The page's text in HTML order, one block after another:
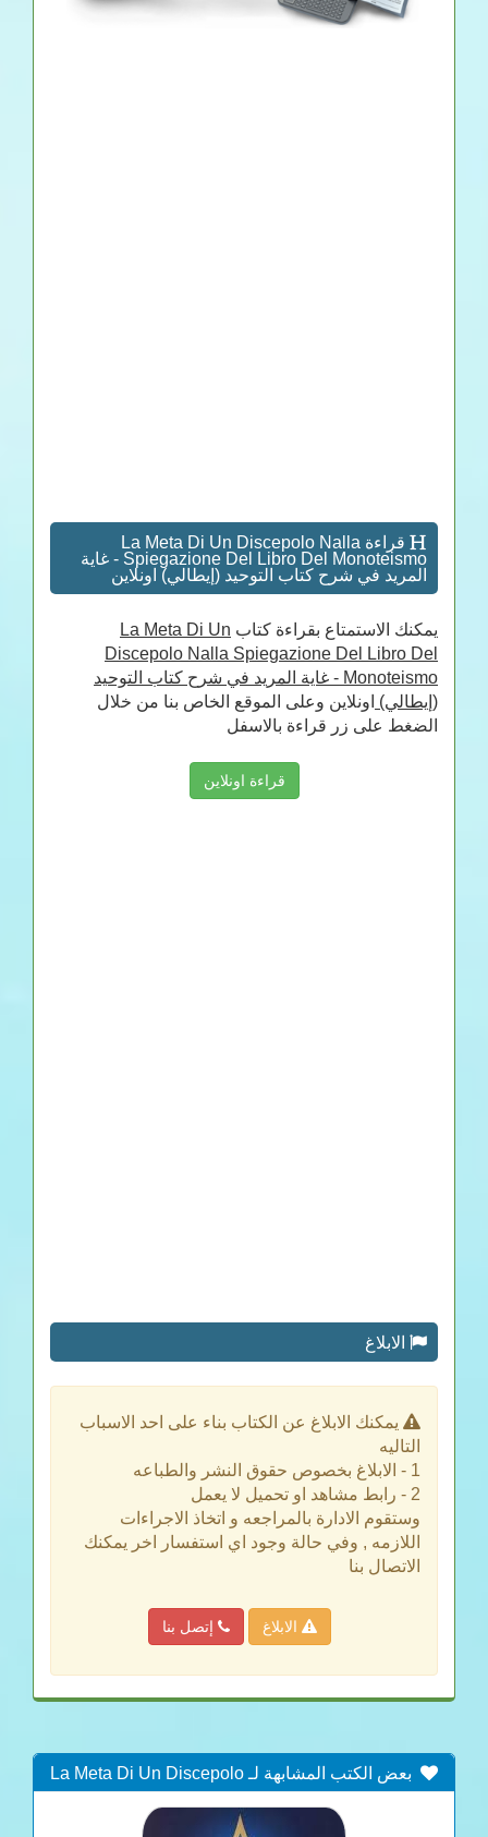
قراءة La Meta Di Un Discepolo Nalla
Spiegazione Del Libro Del Monoteismo - غاية
المريد في شرح كتاب التوحيد (إيطالي) اونلاين
يمكنك الاستمتاع بقراءة كتاب La Meta Di Un
Discepolo Nalla Spiegazione Del Libro Del
Monoteismo - غاية المريد في شرح كتاب التوحيد
(إيطالي) اونلاين وعلى الموقع الخاص بنا من خلال
الضغط على زر قراءة بالاسفل
قراءة اونلاين
الابلاغ
يمكنك الابلاغ عن الكتاب بناء على احد الاسباب
التاليه
1 - الابلاغ بخصوص حقوق النشر والطباعه
2 - رابط مشاهد او تحميل لا يعمل
وستقوم الادارة بالمراجعه و اتخاذ الاجراءات
اللازمه , وفي حالة وجود اي استفسار اخر يمكنك
الاتصال بنا
الابلاغ إتصل بنا
بعض الكتب المشابهة لـ La Meta Di Un Discepolo